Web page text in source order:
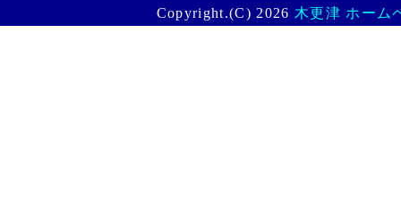
Copyright.(C) 2026 木更津 ホーム